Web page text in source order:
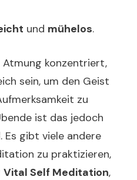
und mühelos.
Atmung konzentriert,
sein, um den Geist
zu
ist das jedoch
Es gibt viele andere
zu praktizieren,
Vital Self Meditation,